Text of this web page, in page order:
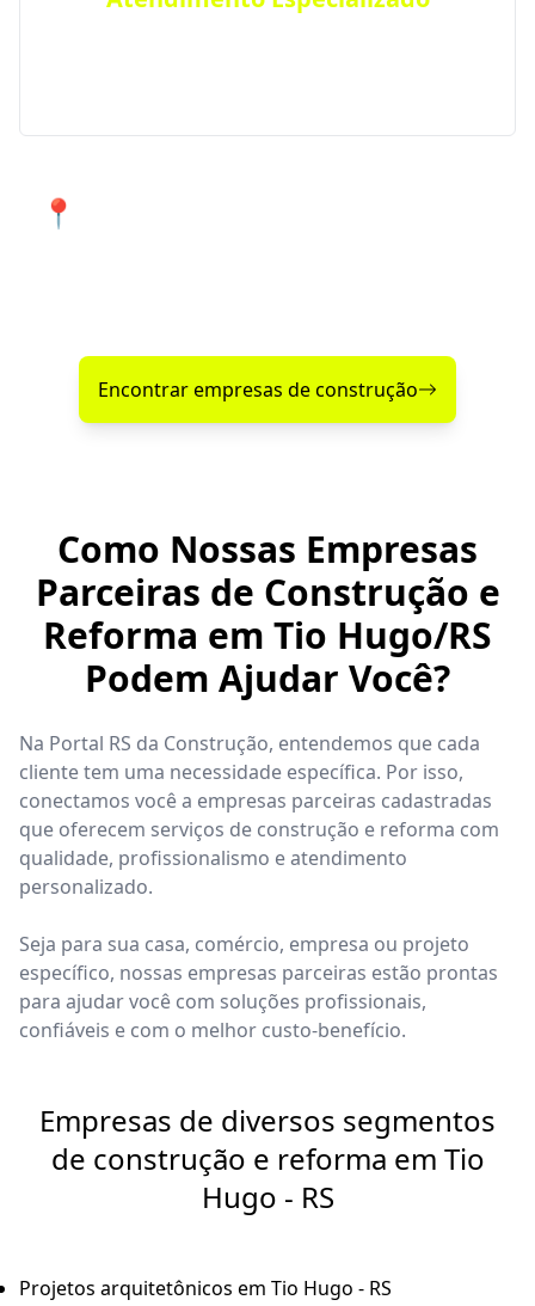
📍 Atendimento de qualidade em
Encontrar empresas de construção
Como Nossas Empresas
Parceiras de Construção e
Reforma em Tio Hugo/RS
Podem Ajudar Você?
Na Portal RS da Construção, entendemos que cada
cliente tem uma necessidade específica. Por isso,
conectamos você a empresas parceiras cadastradas
que oferecem serviços de construção e reforma com
qualidade, profissionalismo e atendimento
personalizado.
Seja para sua casa, comércio, empresa ou projeto
específico, nossas empresas parceiras estão prontas
para ajudar você com soluções profissionais,
confiáveis e com o melhor custo-benefício.
Empresas de diversos segmentos
de construção e reforma em Tio
Hugo - RS
Projetos arquitetônicos em Tio Hugo - RS